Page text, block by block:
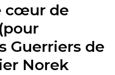
cœur de
Guerriers de
Norek